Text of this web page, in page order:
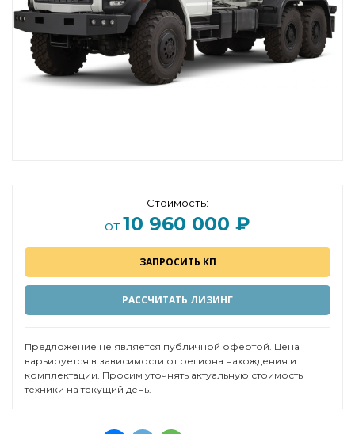
Стоимость:
от10 960 000 ₽
ЗАПРОСИТЬ КП
РАССЧИТАТЬ ЛИЗИНГ
Предложение не является публичной офертой. Цена
варьируется в зависимости от региона нахождения и
комплектации. Просим уточнять актуальную стоимость
техники на текущий день.